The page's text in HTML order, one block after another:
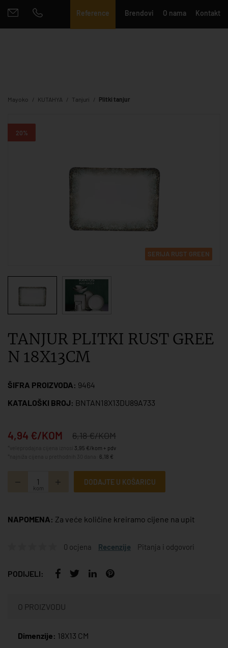
Reference Brendovi O nama Kontakt
Mayoko KUTAHYA Tanjuri Plitki tanjur
20%
SERIJA RUST GREEN
TANJUR PLITKI RUST GREE
N 18X13CM
ŠIFRA PROIZVODA: 9464
KATALOŠKI BROJ: BNTAN18X13DU89A733
4,94 €/KOM 6,18 €/KOM
3,95 €/kom + pdv
6,18 €
kom
DODAJTE U KOŠARICU
NAPOMENA: Za veće količine kreiramo cijene na upit
0 ocjena Recenzije Pitanja i odgovori
PODIJELI:
O PROIZVODU
Dimenzije: 18X13 CM